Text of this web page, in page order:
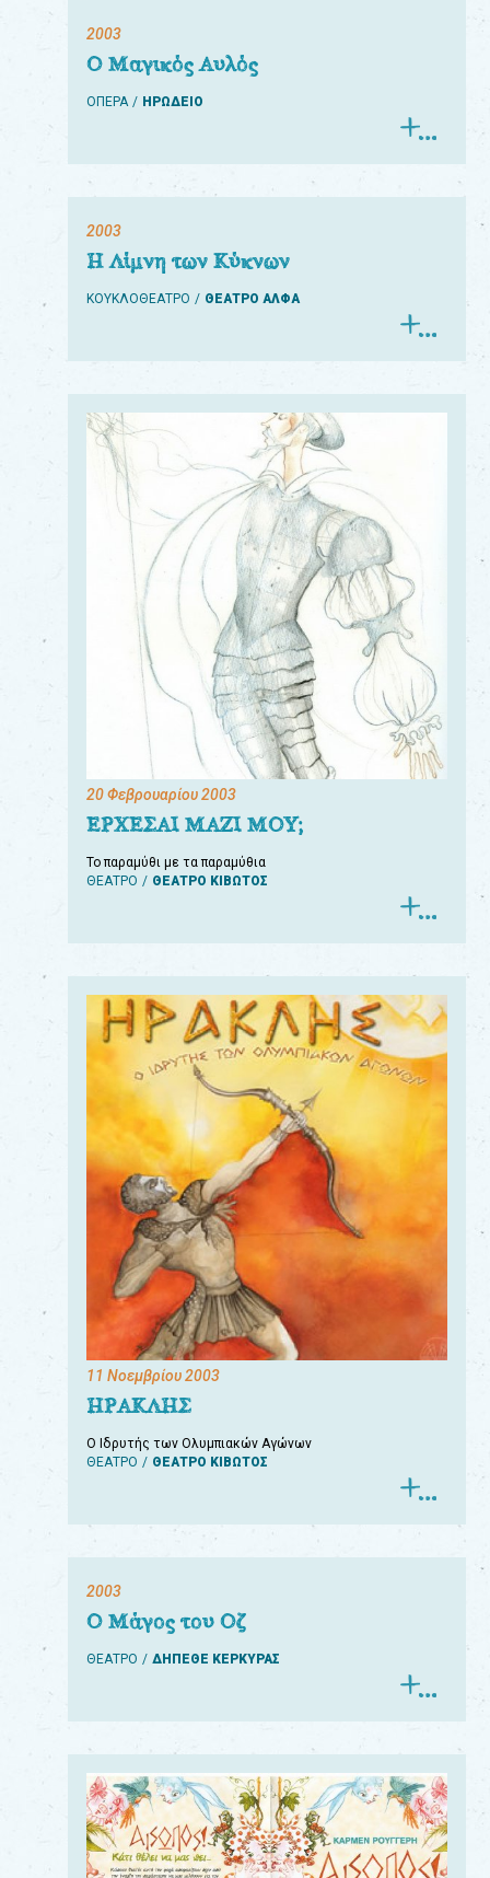
2003
Ο Μαγικός Αυλός
ΟΠΕΡΑ ΗΡΩΔΕΙΟ
2003
Η Λίμνη των Κύκνων
ΚΟΥΚΛΟΘΕΑΤΡΟ ΘΕΑΤΡΟ ΑΛΦΑ
20 Φεβρουαρίου 2003
ΕΡΧΕΣΑΙ ΜΑΖΙ ΜΟΥ;
Το παραμύθι με τα παραμύθια
ΘΕΑΤΡΟ
ΘΕΑΤΡΟ ΚΙΒΩΤΟΣ
11 Νοεμβρίου 2003
ΗΡΑΚΛΗΣ
Ο Ιδρυτής των Ολυμπιακών Αγώνων
ΘΕΑΤΡΟ
ΘΕΑΤΡΟ ΚΙΒΩΤΟΣ
2003
Ο Μάγος του Οζ
ΘΕΑΤΡΟ ΔΗΠΕΘΕ ΚΕΡΚΥΡΑΣ